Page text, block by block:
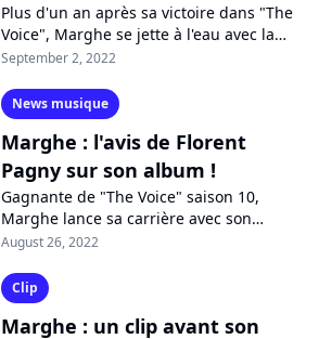
Plus d'un an après sa victoire dans "The
Voice", Marghe se jette à l'eau avec la
parution de son premier album "Alefa".
September 2, 2022
News musique
Marghe : l'avis de Florent
Pagny sur son album !
Gagnante de "The Voice" saison 10,
Marghe lance sa carrière avec son
premier album "Alefa", disponible
streaming. La chanteuse...
August 26, 2022
Clip
Marghe : un clip avant son